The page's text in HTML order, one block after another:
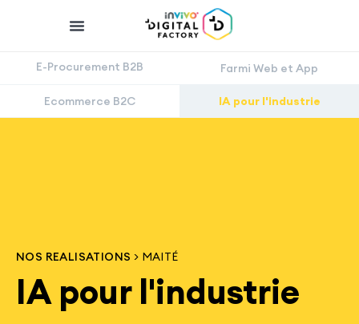
E-Procurement B2B Farmi Web et App
Ecommerce B2C IA pour l'industrie
NOS REALISATIONS > MAITÉ
IA pour l'industrie